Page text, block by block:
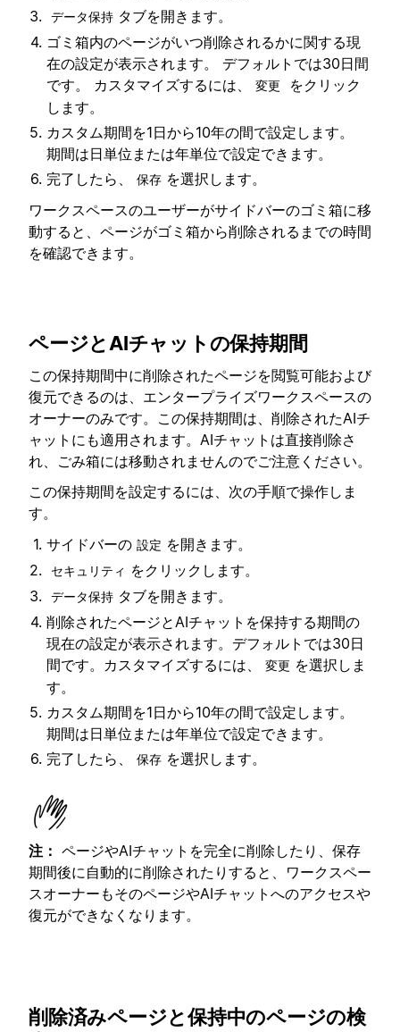
データ保持 タブを開きます。
ゴミ箱内のページがいつ削除されるかに関する現
在の設定が表示されます。 デフォルトでは30日間
です。 カスタマイズするには、
変更
をクリック
します。
カスタム期間を1日から10年の間で設定します。
期間は日単位または年単位で設定できます。
完了したら、
保存 を選択します。
ワークスペースのユーザーがサイドバーのゴミ箱に移
動すると、ページがゴミ箱から削除されるまでの時間
を確認できます。
ページとAIチャットの保持期間
この保持期間中に削除されたページを閲覧可能および
復元できるのは、エンタープライズワークスペースの
オーナーのみです。この保持期間は、削除されたAIチ
ャットにも適用されます。AIチャットは直接削除さ
れ、ごみ箱には移動されませんのでご注意ください。
この保持期間を設定するには、次の手順で操作しま
す。
サイドバーの 設定 を開きます。
セキュリティ をクリックします。
データ保持 タブを開きます。
削除されたページとAIチャットを保持する期間の
現在の設定が表示されます。デフォルトでは30日
間です。カスタマイズするには、
変更 を選択しま
す。
カスタム期間を1日から10年の間で設定します。
期間は日単位または年単位で設定できます。
完了したら、
保存 を選択します。
注： ページやAIチャットを完全に削除したり、保存
期間後に自動的に削除されたりすると、ワークスペー
スオーナーもそのページやAIチャットへのアクセスや
復元ができなくなります。
削除済みページと保持中のページの検